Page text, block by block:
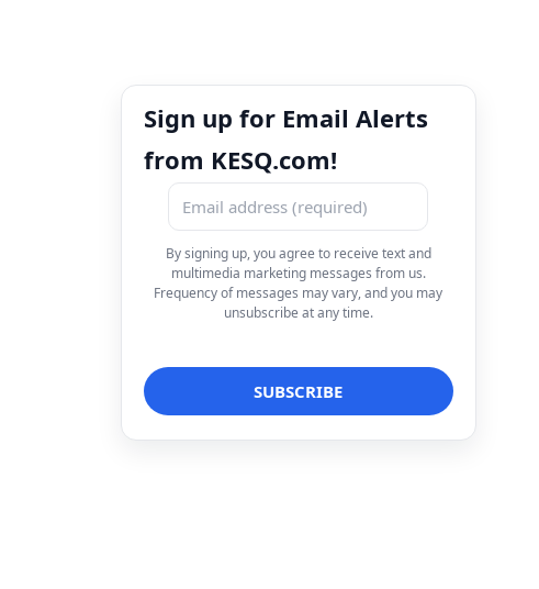
Sign up for Email Alerts
from KESQ.com!
By signing up, you agree to receive text and
multimedia marketing messages from us.
Frequency of messages may vary, and you may
unsubscribe at any time.